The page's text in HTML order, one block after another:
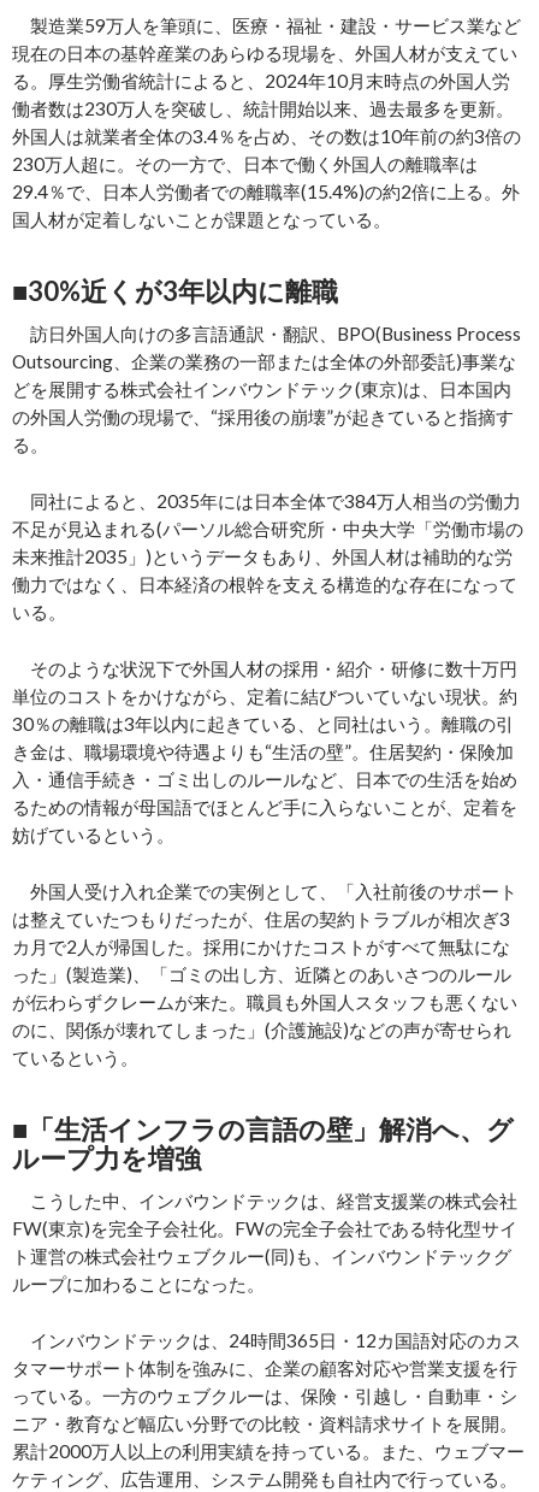
製造業59万人を筆頭に、医療・福祉・建設・サービス業など
現在の日本の基幹産業のあらゆる現場を、外国人材が支えてい
る。厚生労働省統計によると、2024年10月末時点の外国人労
働者数は230万人を突破し、統計開始以来、過去最多を更新。
外国人は就業者全体の3.4％を占め、その数は10年前の約3倍の
230万人超に。その一方で、日本で働く外国人の離職率は
29.4％で、日本人労働者での離職率(15.4%)の約2倍に上る。外
国人材が定着しないことが課題となっている。
■30%近くが3年以内に離職
訪日外国人向けの多言語通訳・翻訳、BPO(Business Process
Outsourcing、企業の業務の一部または全体の外部委託)事業な
どを展開する株式会社インバウンドテック(東京)は、日本国内
の外国人労働の現場で、“採用後の崩壊”が起きていると指摘す
る。
同社によると、2035年には日本全体で384万人相当の労働力
不足が見込まれる(パーソル総合研究所・中央大学「労働市場の
未来推計2035」)というデータもあり、外国人材は補助的な労
働力ではなく、日本経済の根幹を支える構造的な存在になって
いる。
そのような状況下で外国人材の採用・紹介・研修に数十万円
単位のコストをかけながら、定着に結びついていない現状。約
30％の離職は3年以内に起きている、と同社はいう。離職の引
き金は、職場環境や待遇よりも“生活の壁”。住居契約・保険加
入・通信手続き・ゴミ出しのルールなど、日本での生活を始め
るための情報が母国語でほとんど手に入らないことが、定着を
妨げているという。
外国人受け入れ企業での実例として、「入社前後のサポート
は整えていたつもりだったが、住居の契約トラブルが相次ぎ3
カ月で2人が帰国した。採用にかけたコストがすべて無駄にな
った」(製造業)、「ゴミの出し方、近隣とのあいさつのルール
が伝わらずクレームが来た。職員も外国人スタッフも悪くない
のに、関係が壊れてしまった」(介護施設)などの声が寄せられ
ているという。
■「生活インフラの言語の壁」解消へ、グ
ループ力を増強
こうした中、インバウンドテックは、経営支援業の株式会社
FW(東京)を完全子会社化。FWの完全子会社である特化型サイ
ト運営の株式会社ウェブクルー(同)も、インバウンドテックグ
ループに加わることになった。
インバウンドテックは、24時間365日・12カ国語対応のカス
タマーサポート体制を強みに、企業の顧客対応や営業支援を行
っている。一方のウェブクルーは、保険・引越し・自動車・シ
ニア・教育など幅広い分野での比較・資料請求サイトを展開。
累計2000万人以上の利用実績を持っている。また、ウェブマー
ケティング、広告運用、システム開発も自社内で行っている。